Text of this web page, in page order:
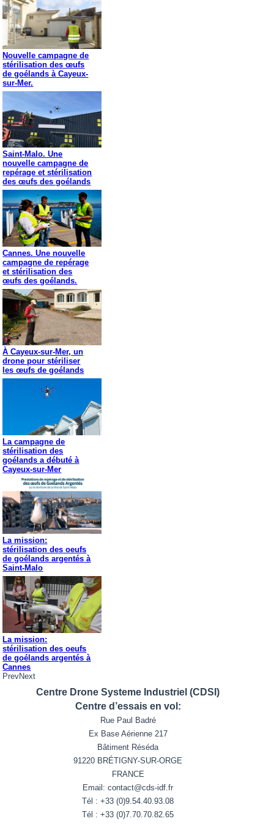
Nouvelle campagne de
stérilisation des œufs
de goélands à Cayeux-
sur-Mer.
Saint-Malo. Une
nouvelle campagne de
repérage et stérilisation
des œufs des goélands
Cannes. Une nouvelle
campagne de repérage
et stérilisation des
œufs des goélands.
À Cayeux-sur-Mer, un
drone pour stériliser
les œufs de goélands
La campagne de
stérilisation des
goélands a débuté à
Cayeux-sur-Mer
La mission:
stérilisation des oeufs
de goélands argentés à
Saint-Malo
La mission:
stérilisation des oeufs
de goélands argentés à
Cannes
PrevNext
Centre Drone Systeme Industriel (CDSI)
Centre d’essais en vol:
Rue Paul Badré
Ex Base Aérienne 217
Bâtiment Réséda
91220 BRÉTIGNY-SUR-ORGE
FRANCE
Email: contact@cds-idf.fr
Tél : +33 (0)9.54.40.93.08
Tél : +33 (0)7.70.70.82.65